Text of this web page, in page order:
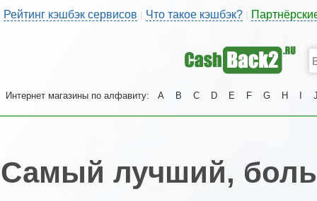
Рейтинг кэшбэк сервисов | Что такое кэшбэк?
Интернет магазины по алфавиту: A B C D E F G H
Самый лучший,